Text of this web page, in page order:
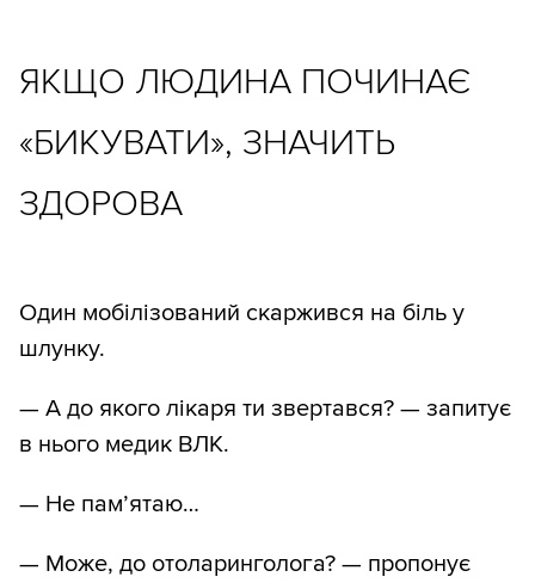
ЯКЩО ЛЮДИНА ПОЧИНАЄ
«БИКУВАТИ», ЗНАЧИТЬ
ЗДОРОВА
Один мобілізований скаржився на біль у
шлунку.
— А до якого лікаря ти звертався? — запитує
в нього медик ВЛК.
— Не пам’ятаю…
— Може, до отоларинголога? — пропонує